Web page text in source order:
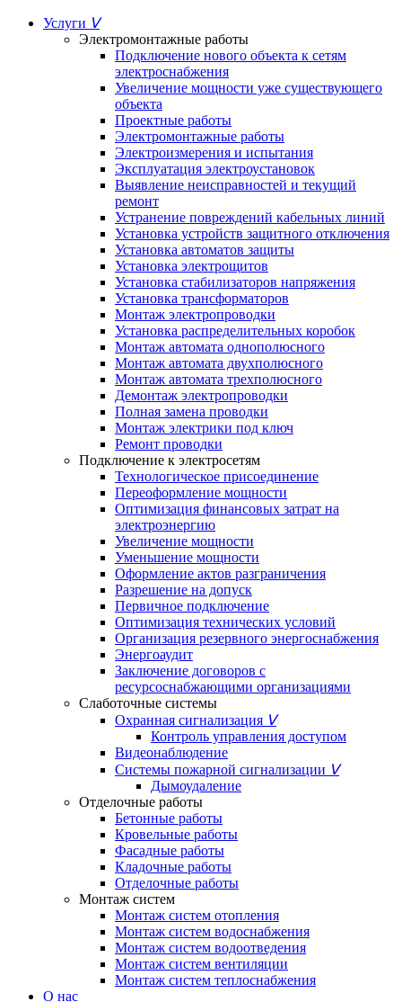
Услуги ᐯ
Электромонтажные работы
Подключение нового объекта к сетям
электроснабжения
Увеличение мощности уже существующего
объекта
Проектные работы
Электромонтажные работы
Электроизмерения и испытания
Эксплуатация электроустановок
Выявление неисправностей и текущий
ремонт
Устранение повреждений кабельных линий
Установка устройств защитного отключения
Установка автоматов защиты
Установка электрощитов
Установка стабилизаторов напряжения
Установка трансформаторов
Монтаж электропроводки
Установка распределительных коробок
Монтаж автомата однополюсного
Монтаж автомата двухполюсного
Монтаж автомата трехполюсного
Демонтаж электропроводки
Полная замена проводки
Монтаж электрики под ключ
Ремонт проводки
Подключение к электросетям
Технологическое присоединение
Переоформление мощности
Оптимизация финансовых затрат на
электроэнергию
Увеличение мощности
Уменьшение мощности
Оформление актов разграничения
Разрешение на допуск
Первичное подключение
Оптимизация технических условий
Организация резервного энергоснабжения
Энергоаудит
Заключение договоров с
ресурсоснабжающими организациями
Слаботочные системы
Охранная сигнализация ᐯ
Контроль управления доступом
Видеонаблюдение
Системы пожарной сигнализации ᐯ
Дымоудаление
Отделочные работы
Бетонные работы
Кровельные работы
Фасадные работы
Кладочные работы
Отделочные работы
Монтаж систем
Монтаж систем отопления
Монтаж систем водоснабжения
Монтаж систем водоотведения
Монтаж систем вентиляции
Монтаж систем теплоснабжения
О нас